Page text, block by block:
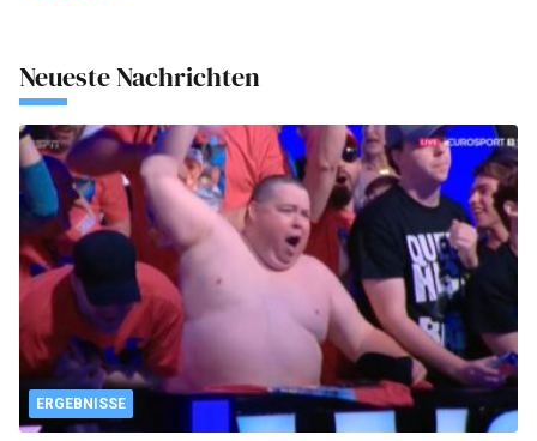
Neueste Nachrichten
ERGEBNISSE